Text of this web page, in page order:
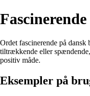
Ordet fascinerende på dansk
tiltrækkende eller
positiv måde.
Eksempler på